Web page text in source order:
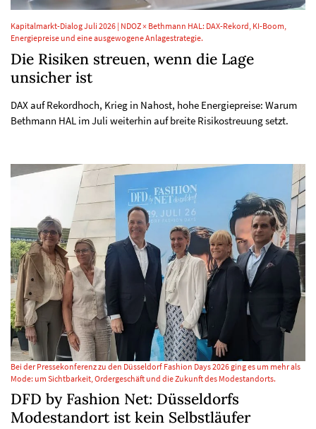
Kapitalmarkt-Dialog Juli 2026 | NDOZ × Bethmann HAL: DAX-Rekord, KI-Boom,
Energiepreise und eine ausgewogene Anlagestrategie.
Die Risiken streuen, wenn die Lage
unsicher ist
DAX auf Rekordhoch, Krieg in Nahost, hohe Energiepreise: Warum
Bethmann HAL im Juli weiterhin auf breite Risikostreuung setzt.
Bei der Pressekonferenz zu den Düsseldorf Fashion Days 2026 ging es um mehr als
Mode: um Sichtbarkeit, Ordergeschäft und die Zukunft des Modestandorts.
DFD by Fashion Net: Düsseldorfs
Modestandort ist kein Selbstläufer